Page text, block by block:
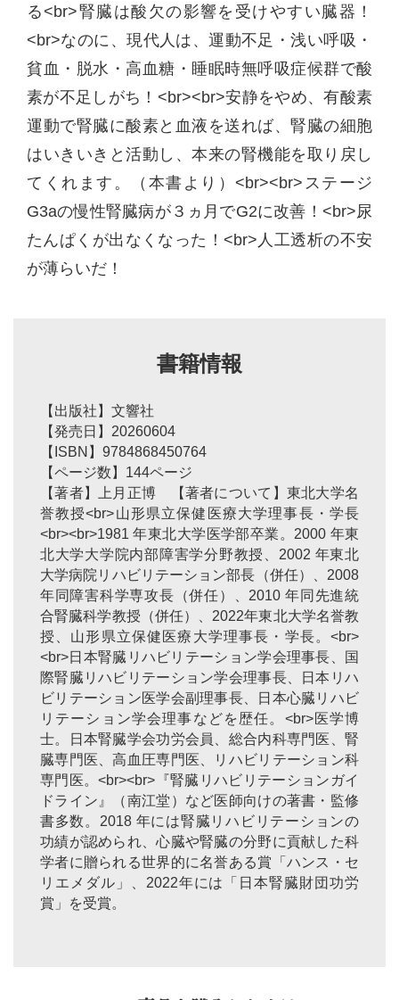
る<br>腎臓は酸欠の影響を受けやすい臓器！
<br>なのに、現代人は、運動不足・浅い呼吸・
貧血・脱水・高血糖・睡眠時無呼吸症候群で酸
素が不足しがち！<br><br>安静をやめ、有酸素
運動で腎臓に酸素と血液を送れば、腎臓の細胞
はいきいきと活動し、本来の腎機能を取り戻し
てくれます。（本書より）<br><br>ステージ
G3aの慢性腎臓病が３ヵ月でG2に改善！<br>尿
たんぱくが出なくなった！<br>人工透析の不安
が薄らいだ！
書籍情報
【出版社】文響社
【発売日】20260604
【ISBN】9784868450764
【ページ数】144ページ
【著者】上月正博 【著者について】東北大学名
誉教授<br>山形県立保健医療大学理事長・学長
<br><br>1981 年東北大学医学部卒業。2000 年東
北大学大学院内部障害学分野教授、2002 年東北
大学病院リハビリテーション部長（併任）、2008
年同障害科学専攻長（併任）、2010 年同先進統
合腎臓科学教授（併任）、2022年東北大学名誉教
授、山形県立保健医療大学理事長・学長。<br>
<br>日本腎臓リハビリテーション学会理事長、国
際腎臓リハビリテーション学会理事長、日本リハ
ビリテーション医学会副理事長、日本心臓リハビ
リテーション学会理事などを歴任。<br>医学博
士。日本腎臓学会功労会員、総合内科専門医、腎
臓専門医、高血圧専門医、リハビリテーション科
専門医。<br><br>『腎臓リハビリテーションガイ
ドライン』（南江堂）など医師向けの著書・監修
書多数。2018 年には腎臓リハビリテーションの
功績が認められ、心臓や腎臓の分野に貢献した科
学者に贈られる世界的に名誉ある賞「ハンス・セ
リエメダル」、2022年には「日本腎臓財団功労
賞」を受賞。